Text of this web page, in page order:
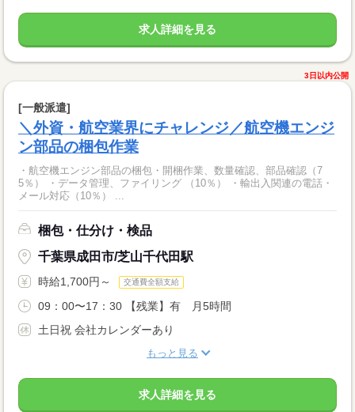
求人詳細を見る
3日以内公開
[一般派遣]
＼外資・航空業界にチャレンジ／航空機エンジ
ン部品の梱包作業
・航空機エンジン部品の梱包・開梱作業、数量確認、部品確認（7
5％） ・データ管理、ファイリング （10％） ・輸出入関連の電話・
メール対応（10％） ...
梱包・仕分け・検品
千葉県成田市/芝山千代田駅
時給1,700円～ 交通費全額支給
09：00〜17：30 【残業】有 月5時間
土日祝 会社カレンダーあり
もっと見る
求人詳細を見る